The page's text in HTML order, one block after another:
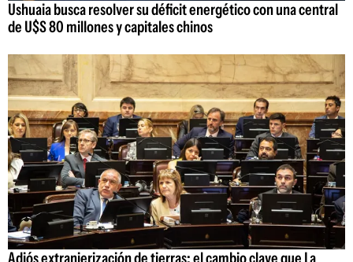
Ushuaia busca resolver su déficit energético con una central
de U$S 80 millones y capitales chinos
Adiós extranjerización de tierras: el cambio clave que La